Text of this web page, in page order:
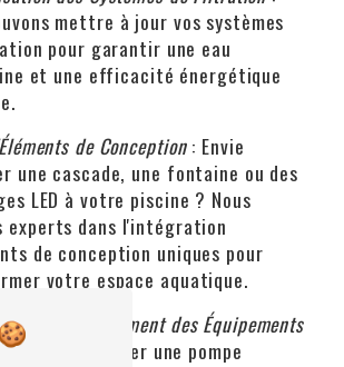
mettre à jour vos systèmes
pour garantir une eau
et une efficacité énergétique
de Conception: Envie
une cascade, une fontaine ou des
LED à votre piscine ? Nous
experts dans l'intégration
de conception uniques pour
votre espace aquatique.
et Remplacement des Équipements
de réparer une pompe